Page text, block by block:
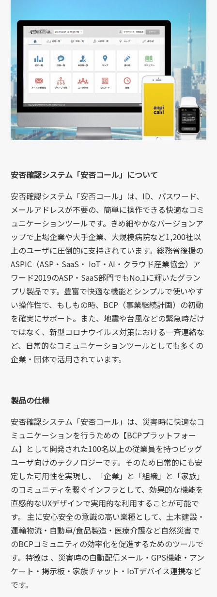
安否確認システム「安否コール」について
安否確認システム「安否コール」は、ID、パスワード、
メールアドレスが不要の、簡単に操作できる快適なコミ
ュニケーションツールです。きめ細やかなバージョンア
ップで上場企業や大手企業、大規模病院など1,200社以
上のユーザに圧倒的に支持されています。総務省後援の
ASPIC（ASP・SaaS・ IoT・AI・クラウド産業協会）ア
ワード2019のASP・SaaS部門でもNo.1に輝いたグラン
プリ製品です。豊富で快適な機能とシンプルで使いやす
い操作性で、もしもの時、BCP（事業継続計画）の初動
を確実にサポート。また、地震や台風などの緊急時だけ
ではなく、新型コロナウイルス対策における一斉連絡な
ど、日常的なコミュニケーションツールとしても多くの
企業・団体で活用されています。
製品の仕様
安否確認システム「安否コール」は、災害時に快適なコ
ミュニケーションを行うための【BCPプラットフォー
ム】として開発された100名以上の従業員を持つビッグ
ユーザ向けのテクノロジーです。そのため日常的にも安
定した可用性を実現し、「企業」と「組織」と「家族」
のコミュニティを繋ぐインフラとして、効果的な機能を
直感的なUXデザインで実用的な利用することが可能で
す。 主に安心安全の意識の高い業種として、土木建設・
運輸物流・自動車/食品製造・医療介護など自然災害で
のBCPコミュニティの効率化を促進するためのツールで
す。特徴は 、災害時の自動配信メール・GPS機能・アン
ケート・掲示板・家族チャット・IoTデバイス連携など
です。